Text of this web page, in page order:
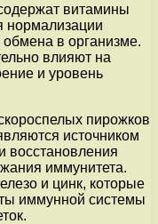
витамины
нормализации
обмена в организме.
влияют на
и уровень
пирожков
источником
восстановления
иммунитета.
и цинк, которые
иммунной системы